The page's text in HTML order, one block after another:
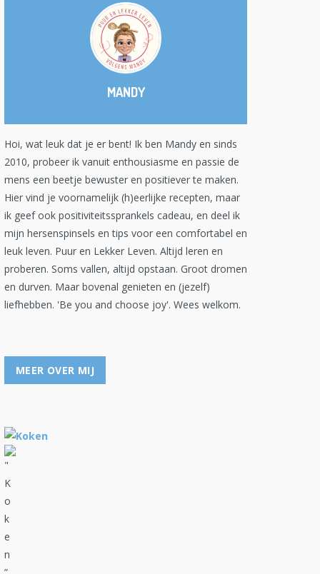
MANDY
Hoi, wat leuk dat je er bent! Ik ben Mandy en sinds
2010, probeer ik vanuit enthousiasme en passie de
mens een beetje bewuster en positiever te maken.
Hier vind je voornamelijk (h)eerlijke recepten, maar
ik geef ook positiviteitssprankels cadeau, en deel ik
mijn hersenspinsels en tips voor een comfortabel en
leuk leven. Puur en Lekker Leven. Altijd leren en
proberen. Soms vallen, altijd opstaan. Groot dromen
en durven. Maar bovenal genieten en (jezelf)
liefhebben. 'Be you and choose joy'. Wees welkom.
MEER OVER MIJ